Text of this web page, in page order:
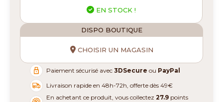
EN STOCK !
DISPO BOUTIQUE
CHOISIR UN MAGASIN
Paiement sécurisé avec3DSecure ou PayPal
Livraison rapide en 48h-72h, offerte dès 49€
En achetant ce produit, vous collectez27.9 points